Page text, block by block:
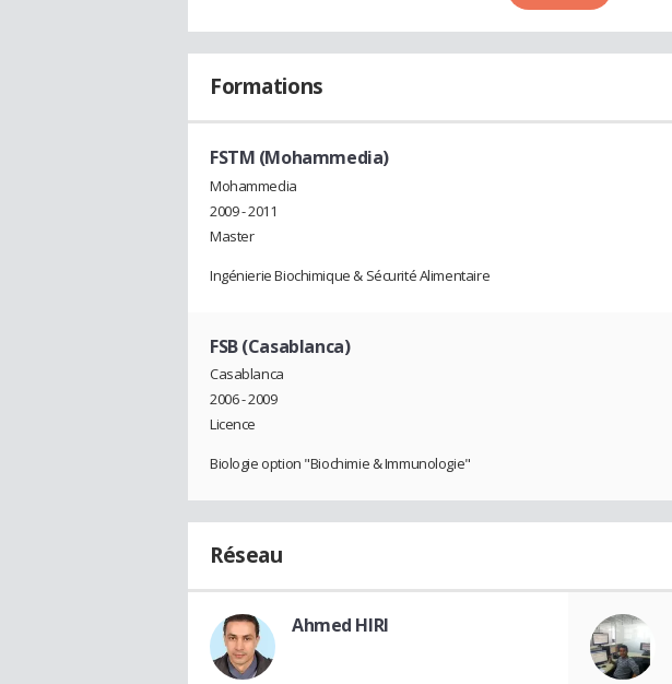
Formations
FSTM (Mohammedia)
Mohammedia
2009 - 2011
Master
Ingénierie Biochimique & Sécurité Alimentaire
FSB (Casablanca)
Casablanca
2006 - 2009
Licence
Biologie option "Biochimie & Immunologie"
Réseau
Ahmed HIRI